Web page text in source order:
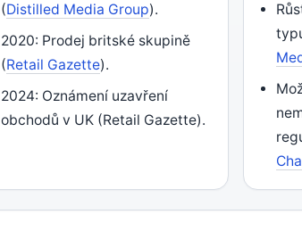
(Distilled Media Group).
2020: Prodej britské skupině
(Retail Gazette).
2024: Oznámení uzavření
obchodů v UK (Retail Gazette).